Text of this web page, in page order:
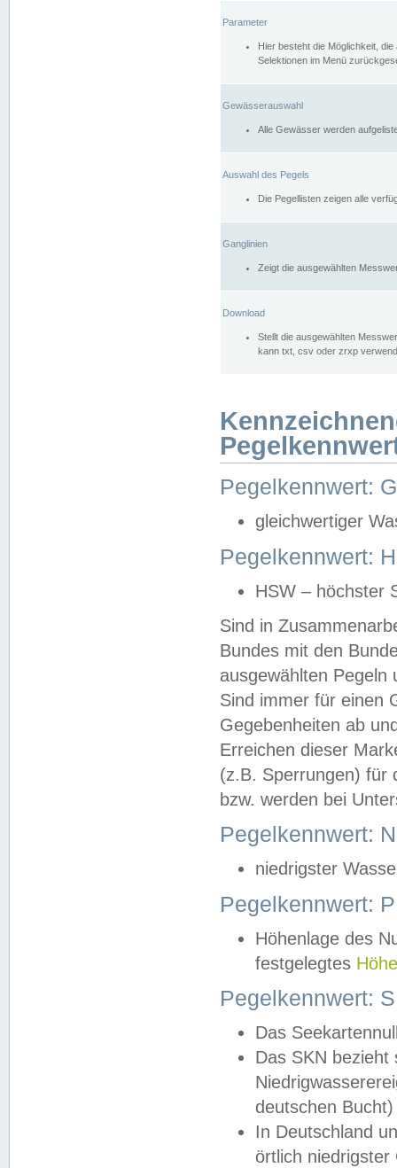
Parameter
Hier besteht die Möglichkeit,
Selektionen im Menü
Gewässerauswahl
Alle Gewässer werden
Auswahl des Pegels
Die Pegellisten zeigen alle
Ganglinien
Zeigt die ausgewählten
Download
Stellt die ausgewählten
kann txt, csv oder zrxp
Pegelkennwert:
gleichwertiger
Pegelkennwert:
HSW – höchster
Sind in
Bundes mit den
ausgewählten
Sind immer für einen
Gegebenheiten ab
Erreichen dieser
(z.B. Sperrungen) für
bzw. werden bei
Pegelkennwert:
niedrigster
Pegelkennwert:
Höhenlage des
festgelegtes
Pegelkennwert:
Das
Das SKN
deutschen
In Deutschland
örtlich